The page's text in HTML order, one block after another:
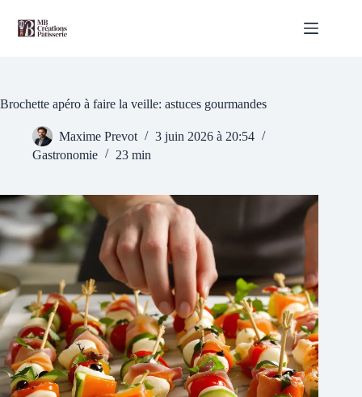
contenu
Brochette apéro à faire la veille: astuces gourmandes
Maxime Prevot
3 juin 2026 à 20:54
Gastronomie
23 min